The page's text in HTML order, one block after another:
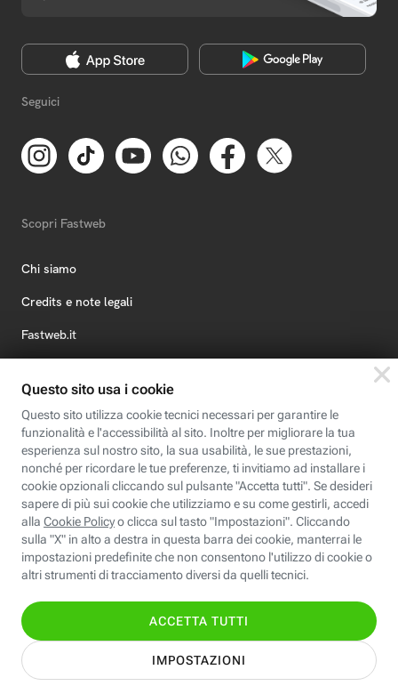
Seguici
Scopri Fastweb
Chi siamo
Credits e note legali
Fastweb.it
Fastweb Digital Academy
STEP FuturAbility District
Insieme, siamo futuro
© Fastweb SpA 2026 - P.IVA 12878470157
Informativa
Privacy
Modifica
preferenze cookie